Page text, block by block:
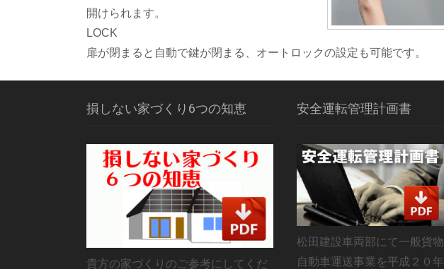
開けられます。
LOCK
扉が閉まると自動で鍵が閉まる、オートロックの設定も可能です。
損しない家づくり6つの知恵
貴方の家づくりのご参考にしてくだ
安全運転管理計画書
松田建設車両部にて一般貨物
自動車運送事業を平成２０年